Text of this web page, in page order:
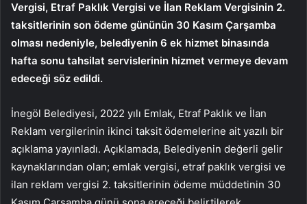
Vergisi, Etraf Paklık Vergisi ve İlan Reklam Vergisinin 2.
taksitlerinin son ödeme gününün 30 Kasım Çarşamba
olması nedeniyle, belediyenin 6 ek hizmet binasında
hafta sonu tahsilat servislerinin hizmet vermeye devam
edeceği söz edildi.
İnegöl Belediyesi, 2022 yılı Emlak, Etraf Paklık ve İlan
Reklam vergilerinin ikinci taksit ödemelerine ait yazılı bir
açıklama yayınladı. Açıklamada, Belediyenin değerli gelir
kaynaklarından olan; emlak vergisi, etraf paklık vergisi ve
ilan reklam vergisi 2. taksitlerinin ödeme müddetinin 30